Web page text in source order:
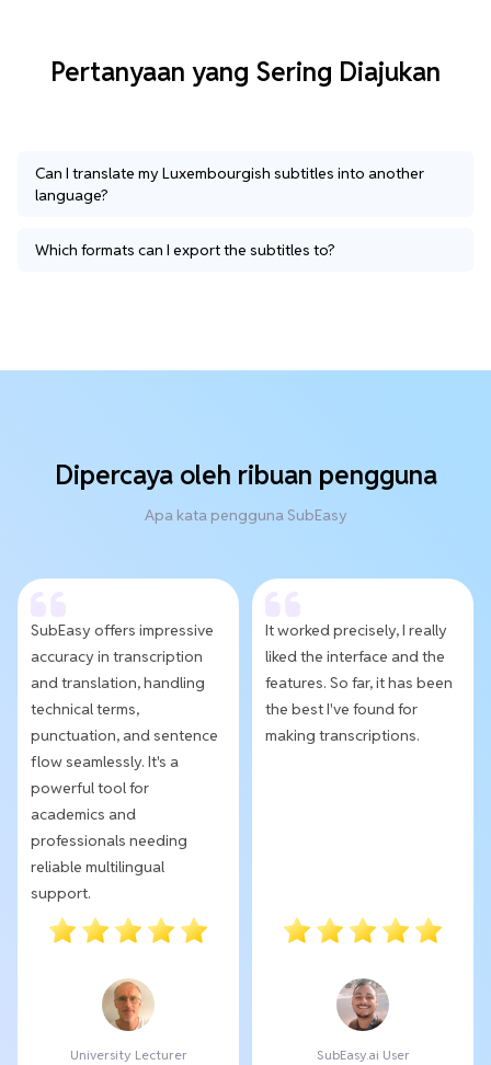
Pertanyaan yang Sering Diajukan
Can I translate my Luxembourgish subtitles into another
language?
Which formats can I export the subtitles to?
Dipercaya oleh ribuan pengguna
Apa kata pengguna SubEasy
SubEasy offers impressive
accuracy in transcription
and translation, handling
technical terms,
punctuation, and sentence
flow seamlessly. It's a
powerful tool for
academics and
professionals needing
reliable multilingual
support.
University Lecturer
It worked precisely, I really
liked the interface and the
features. So far, it has been
the best I've found for
making transcriptions.
SubEasy.ai User